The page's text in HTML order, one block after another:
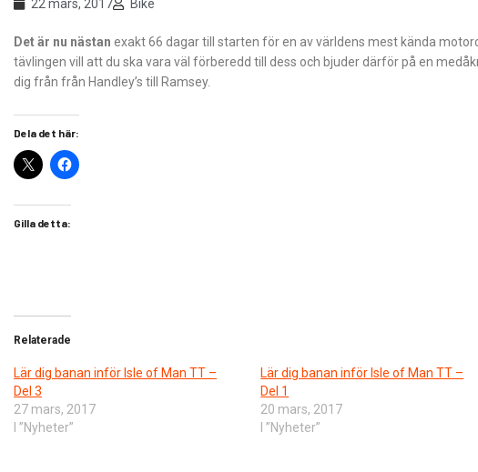
22 mars, 2017 Bike
Det är nu nästan exakt 66 dagar till starten för en av världens mest kända
tävlingen vill att du ska vara väl förberedd till dess och bjuder därför på en
dig från från Handley’s till Ramsey.
Dela det här:
Gilla detta:
Relaterade
Lär dig banan inför Isle of Man TT –
Del 3
27 mars, 2017
I ”Nyheter”
Lär dig banan inför Isle of Man TT –
Del 1
20 mars, 2017
I ”Nyheter”